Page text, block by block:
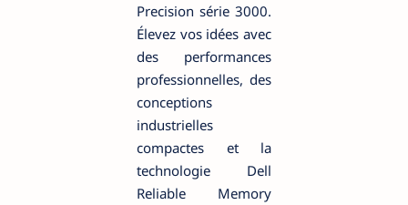
Precision série 3000.
Élevez vos idées avec
des performances
professionnelles, des
conceptions
industrielles
compactes et la
technologie Dell
Reliable Memory